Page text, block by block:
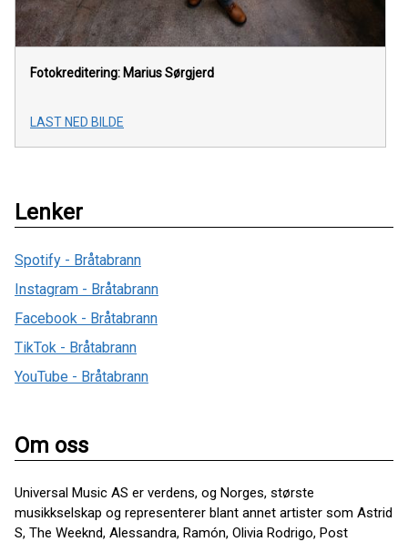
Fotokreditering: Marius Sørgjerd
LAST NED BILDE
Lenker
Spotify - Bråtabrann
Instagram - Bråtabrann
Facebook - Bråtabrann
TikTok - Bråtabrann
YouTube - Bråtabrann
Om oss
Universal Music AS er verdens, og Norges, største
musikkselskap og representerer blant annet artister som Astrid
S, The Weeknd, Alessandra, Ramón, Olivia Rodrigo, Post